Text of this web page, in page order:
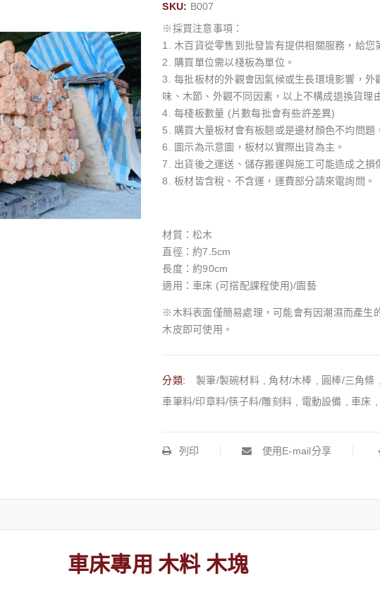
SKU: B007
※採買注意事項：
1. 木百貨從零售到批發皆有提供相關服務，給您
2. 購買單位需以棧板為單位。
3. 每批板材的外觀會因氣候或生長環境影響，
味、木節、外觀不同因素，以上不構成退換貨理
4. 每棧板數量 (片數每批會有些許差異)
5. 購買大量板材會有板翹或是邊材顏色不均問題
6. 圖示為示意圖，板材以實際出貨為主。
7. 出貨後之運送、儲存搬運與施工可能造成之損
8. 板材皆含稅、不含運，運費部分請來電詢問。
材質：松木
直徑：約7.5cm
長度：約90cm
適用：車床 (可搭配課程使用)/園藝
※木料表面僅簡易處理，可能會有因潮濕而產生
木皮即可使用。
分類: 製筆/製碗材料 角材/木棒 圓棒/三角條
車筆料/印章料/筷子料/雕刻料
電動設備 車床
列印 使用E-mail分享
車床專用 木料 木塊